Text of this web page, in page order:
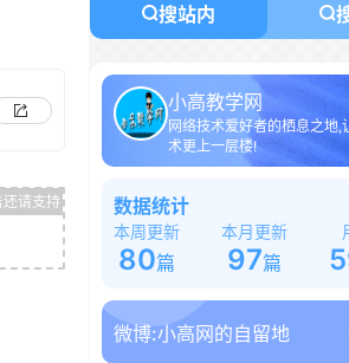
搜站内
小高教学网
网络技术爱好者的栖息之地,
术更上一层楼!
数据统计
本周更新
80篇
本月更新
97篇
微博:小高网的自留地